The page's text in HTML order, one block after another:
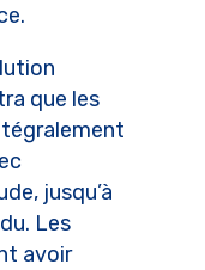
que les
jusqu’à
Les
avoir